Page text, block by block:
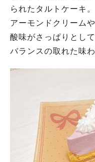
られたタルトケーキ。
アーモンドクリーム
酸味がさっぱりとし
バランスの取れた味